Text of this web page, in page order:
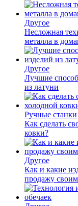
Другое
Несложная
металла в
Другое
Лучшие
из латуни
Ручные станки
Как сделать
ковки?
Другое
Как и какие
продажу